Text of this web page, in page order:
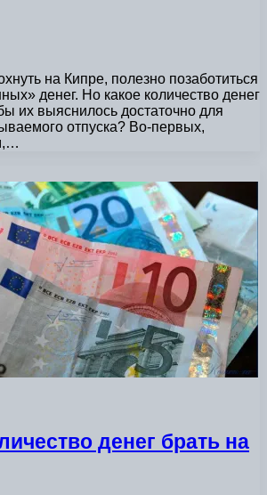
на Кипре, полезно позаботиться
денег. Но какое количество денег
их выяснилось достаточно для
отпуска? Во-первых,
денег брать на